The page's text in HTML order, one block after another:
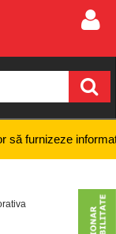
informații